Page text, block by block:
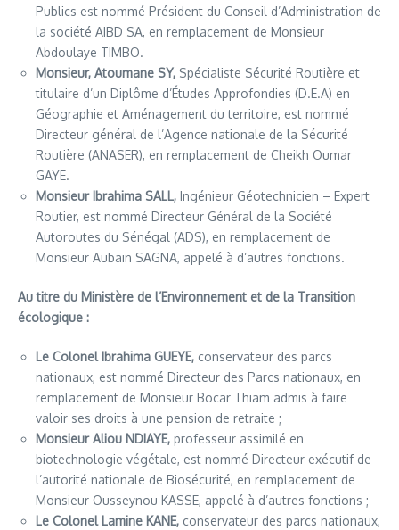
Publics est nommé Président du Conseil d’Administration de
la société AIBD SA, en remplacement de Monsieur
Abdoulaye TIMBO.
Monsieur, Atoumane SY, Spécialiste Sécurité Routière et
titulaire d’un Diplôme d’Études Approfondies (D.E.A) en
Géographie et Aménagement du territoire, est nommé
Directeur général de l’Agence nationale de la Sécurité
Routière (ANASER), en remplacement de Cheikh Oumar
GAYE.
Monsieur Ibrahima SALL, Ingénieur Géotechnicien – Expert
Routier, est nommé Directeur Général de la Société
Autoroutes du Sénégal (ADS), en remplacement de
Monsieur Aubain SAGNA, appelé à d’autres fonctions.
Au titre du Ministère de l’Environnement et de la Transition
écologique :
Le Colonel Ibrahima GUEYE, conservateur des parcs
nationaux, est nommé Directeur des Parcs nationaux, en
remplacement de Monsieur Bocar Thiam admis à faire
valoir ses droits à une pension de retraite ;
Monsieur Aliou NDIAYE, professeur assimilé en
biotechnologie végétale, est nommé Directeur exécutif de
l’autorité nationale de Biosécurité, en remplacement de
Monsieur Ousseynou KASSE, appelé à d’autres fonctions ;
Le Colonel Lamine KANE, conservateur des parcs nationaux,